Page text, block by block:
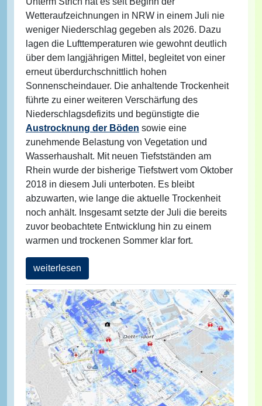
Wetteraufzeichnungen in NRW in einem Juli nie
weniger Niederschlag gegeben als 2026. Dazu
lagen die Lufttemperaturen wie gewohnt deutlich
über dem langjährigen Mittel, begleitet von einer
erneut überdurchschnittlich hohen
Sonnenscheindauer. Die anhaltende Trockenheit
führte zu einer weiteren Verschärfung des
Niederschlagsdefizits und begünstigte die
Austrocknung der Böden sowie eine
zunehmende Belastung von Vegetation und
Wasserhaushalt. Mit neuen Tiefstständen am
Rhein wurde der bisherige Tiefstwert vom Oktober
2018 in diesem Juli unterboten. Es bleibt
abzuwarten, wie lange die aktuelle Trockenheit
noch anhält. Insgesamt setzte der Juli die bereits
zuvor beobachtete Entwicklung hin zu einem
warmen und trockenen Sommer klar fort.
weiterlesen